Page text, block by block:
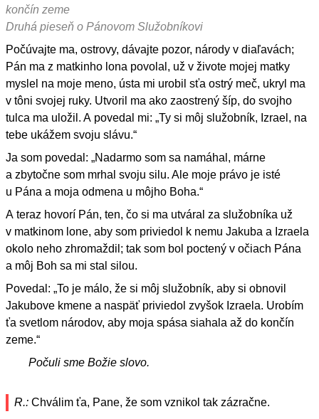
končín zeme
Druhá pieseň o Pánovom Služobníkovi
Počúvajte ma, ostrovy, dávajte pozor, národy v diaľavách;
Pán ma z matkinho lona povolal, už v živote mojej matky
myslel na moje meno, ústa mi urobil sťa ostrý meč, ukryl ma
v tôni svojej ruky. Utvoril ma ako zaostrený šíp, do svojho
tulca ma uložil. A povedal mi: „Ty si môj služobník, Izrael, na
tebe ukážem svoju slávu.“
Ja som povedal: „Nadarmo som sa namáhal, márne
a zbytočne som mrhal svoju silu. Ale moje právo je isté
u Pána a moja odmena u môjho Boha.“
A teraz hovorí Pán, ten, čo si ma utváral za služobníka už
v matkinom lone, aby som priviedol k nemu Jakuba a Izraela
okolo neho zhromaždil; tak som bol poctený v očiach Pána
a môj Boh sa mi stal silou.
Povedal: „To je málo, že si môj služobník, aby si obnovil
Jakubove kmene a naspäť priviedol zvyšok Izraela. Urobím
ťa svetlom národov, aby moja spása siahala až do končín
zeme.“
Počuli sme Božie slovo.
R.: Chválim ťa, Pane, že som vznikol tak zázračne.